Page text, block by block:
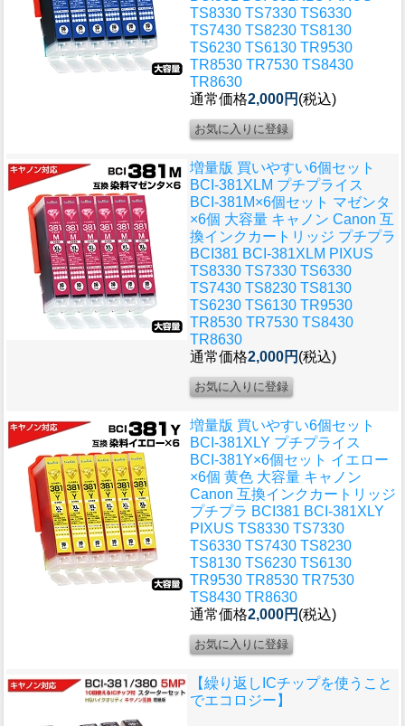
TS8330 TS7330 TS6330
TS7430 TS8230 TS8130
TS6230 TS6130 TR9530
TR8530 TR7530 TS8430
TR8630
通常価格2,000円 (税込)
増量版 買いやすい6個セット
BCI-381XLM プチプライス
BCI-381M×6個セット マゼンタ
×6個 大容量 キャノン Canon 互
換インクカートリッジ プチプラ
BCI381 BCI-381XLM PIXUS
TS8330 TS7330 TS6330
TS7430 TS8230 TS8130
TS6230 TS6130 TR9530
TR8530 TR7530 TS8430
TR8630
通常価格2,000円 (税込)
増量版 買いやすい6個セット
BCI-381XLY プチプライス
BCI-381Y×6個セット イエロー
×6個 黄色 大容量 キャノン
Canon 互換インクカートリッジ
プチプラ BCI381 BCI-381XLY
PIXUS TS8330 TS7330
TS6330 TS7430 TS8230
TS8130 TS6230 TS6130
TR9530 TR8530 TR7530
TS8430 TR8630
通常価格2,000円 (税込)
【繰り返しICチップを使うこと
でエコロジー】